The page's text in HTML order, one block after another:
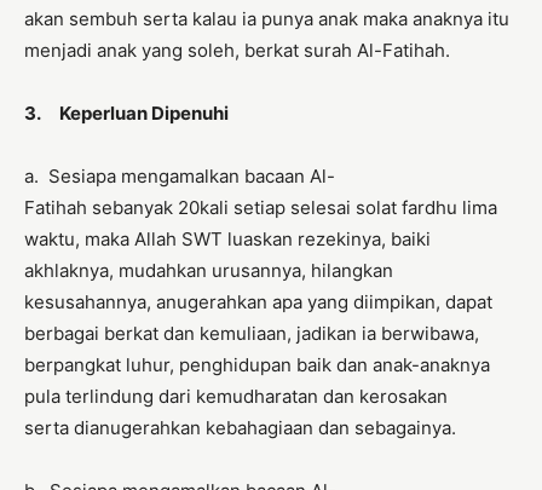
akan sembuh serta kalau ia punya anak maka anaknya itu
menjadi anak yang soleh, berkat surah Al-Fatihah.
3. Keperluan Dipenuhi
a. Sesiapa mengamalkan bacaan Al-
Fatihah sebanyak 20kali setiap selesai solat fardhu lima
waktu, maka Allah SWT luaskan rezekinya, baiki
akhlaknya, mudahkan urusannya, hilangkan
kesusahannya, anugerahkan apa yang diimpikan, dapat
berbagai berkat dan kemuliaan, jadikan ia berwibawa,
berpangkat luhur, penghidupan baik dan anak-anaknya
pula terlindung dari kemudharatan dan kerosakan
serta dianugerahkan kebahagiaan dan sebagainya.